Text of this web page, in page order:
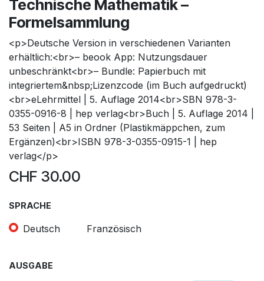
Technische Mathematik –
Formelsammlung
<p>Deutsche Version in verschiedenen Varianten
erhältlich:<br>– beook App: Nutzungsdauer
unbeschränkt<br>– Bundle: Papierbuch mit
integriertem&nbsp;Lizenzcode (im Buch aufgedruckt)
<br>eLehrmittel | 5. Auflage 2014<br>SBN 978-3-
0355-0916-8 | hep verlag<br>Buch | 5. Auflage 2014 |
53 Seiten | A5 in Ordner (Plastikmäppchen, zum
Ergänzen)<br>ISBN 978-3-0355-0915-1 | hep
verlag</p>
CHF 30.00
SPRACHE
Deutsch Französisch
AUSGABE